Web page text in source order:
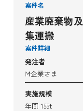
案件名
産業廃棄物
集運搬
案件詳細
発注者
M企業さま
実施規模
年間 155t